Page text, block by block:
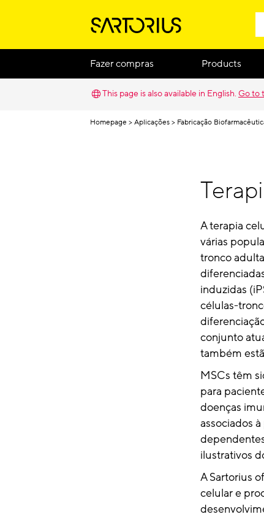
Fazer compras Products
This page is also available in English. Go to
Homepage Aplicações Fabricação
A terapia
várias
tronco
induzidas
células-
conjunto
também
MSCs têm
para
doenças
associados
ilustrativos
A Sartorius
celular e